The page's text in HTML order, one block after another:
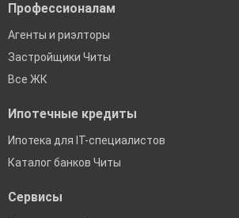
Профессионалам
Агенты и риэлторы
Застройщики Читы
Все ЖК
Ипотечные кредиты
Ипотека для IT-специалистов
Каталог банков Читы
Сервисы